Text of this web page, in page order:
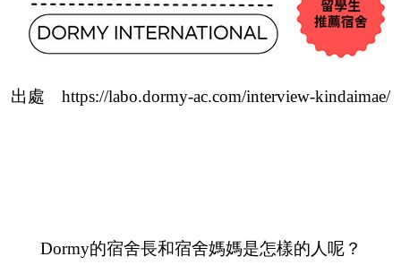
出處 https://labo.dormy-ac.com/interview-kindaimae/
Dormy的宿舍長和宿舍媽媽是怎樣的人呢？